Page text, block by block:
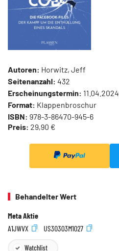
Autoren: Horwitz, Jeff
Seitenanzahl: 432
Erscheinungstermin: 11.04.2024
Format: Klappenbroschur
ISBN: 978-3-86470-945-6
Preis: 29,90 €
Behandelter Wert
Meta Aktie
A1JWVX
US30303M1027
Watchlist